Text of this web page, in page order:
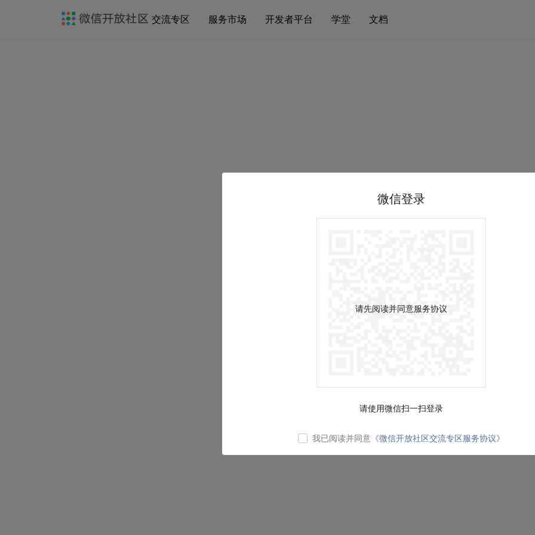
交流专区 服务市场 开发者平台 学堂 文档
微信登录
请先阅读并同意服务协议
请使用微信扫一扫登录
我已阅读并同意 《微信开放社区交流专区服务协议》